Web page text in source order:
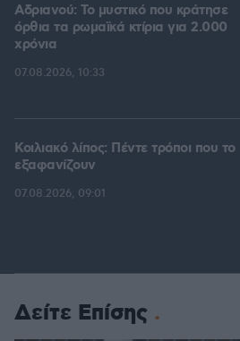
Αδριανού: Το μυστικό που κράτησε
όρθια τα ρωμαϊκά κτίρια για 2.000
χρόνια
07.08.2026, 10:33
Κοιλιακό λίπος: Πέντε τρόποι που το
εξαφανίζουν
07.08.2026, 09:01
Δείτε Επίσης